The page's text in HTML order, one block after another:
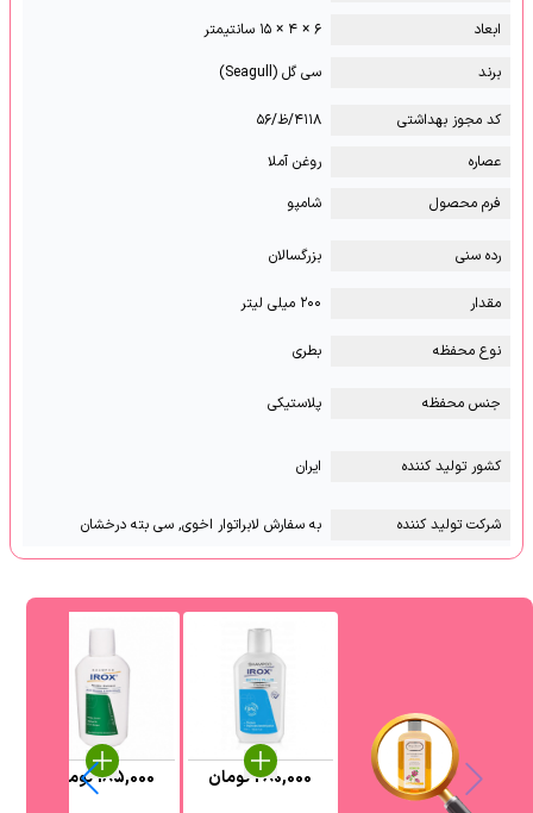
ابعاد
۶ × ۴ × ۱۵ سانتیمتر
برند
سی گل (Seagull)
کد مجوز بهداشتی
۴۱۱۸/ظ/۵۶
عصاره
روغن آملا
فرم محصول
شامپو
رده سنی بزرگسالان
مقدار ۲۰۰ میلی لیتر
نوع محفظه بطری
جنس محفظه پلاستیکی
کشور تولید کننده ایران
شرکت تولید کننده به سفارش لابراتوار اخوی, سی بته درخشان
280,000تومان 185,000تومان